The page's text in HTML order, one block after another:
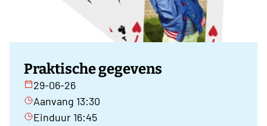
Praktische gegevens
29-06-26
Aanvang 13:30
Einduur 16:45